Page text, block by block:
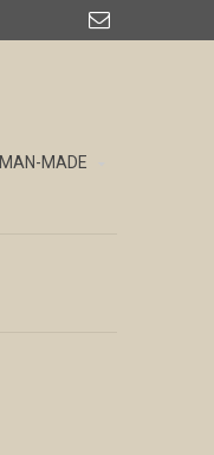

MAN-MADE